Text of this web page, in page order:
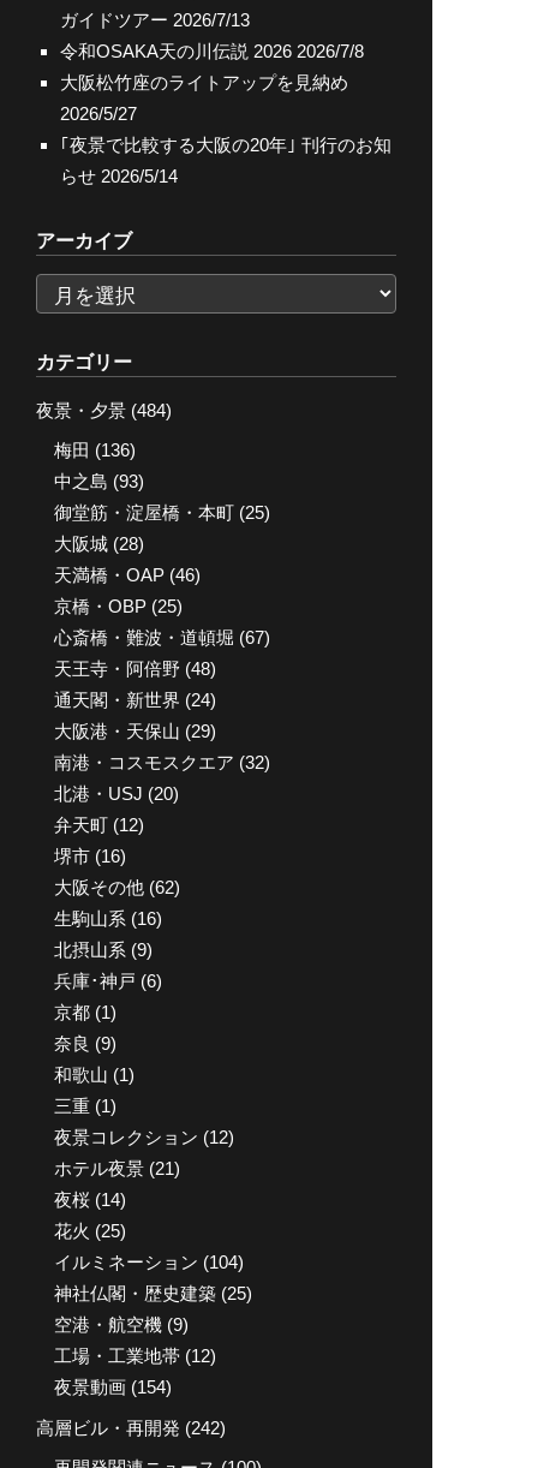
ガイドツアー 2026/7/13
令和OSAKA天の川伝説 2026 2026/7/8
大阪松竹座のライトアップを見納め
2026/5/27
｢夜景で比較する大阪の20年｣ 刊行のお知
らせ 2026/5/14
アーカイブ
ー
カ
イ
ブ
カテゴリー
夜景・夕景 (484)
梅田 (136)
中之島 (93)
御堂筋・淀屋橋・本町 (25)
大阪城 (28)
天満橋・OAP (46)
京橋・OBP (25)
心斎橋・難波・道頓堀 (67)
天王寺・阿倍野 (48)
通天閣・新世界 (24)
大阪港・天保山 (29)
南港・コスモスクエア (32)
北港・USJ (20)
弁天町 (12)
堺市 (16)
大阪その他 (62)
生駒山系 (16)
北摂山系 (9)
兵庫･神戸 (6)
京都 (1)
奈良 (9)
和歌山 (1)
三重 (1)
夜景コレクション (12)
ホテル夜景 (21)
夜桜 (14)
花火 (25)
イルミネーション (104)
神社仏閣・歴史建築 (25)
空港・航空機 (9)
工場・工業地帯 (12)
夜景動画 (154)
高層ビル・再開発 (242)